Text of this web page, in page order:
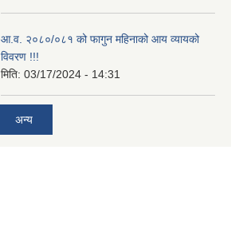
आ.व. २०८०/०८१ को फागुन महिनाको आय व्यायको
विवरण !!!
मिति: 03/17/2024 - 14:31
अन्य